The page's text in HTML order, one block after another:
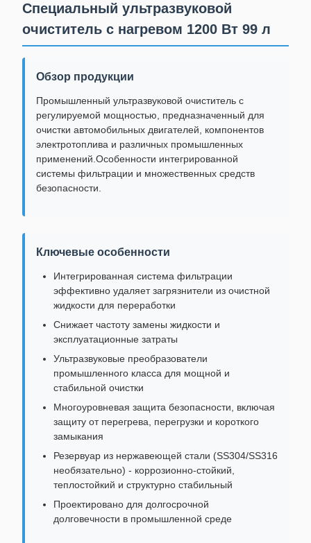
Специальный ультразвуковой
очиститель с нагревом 1200 Вт 99 л
Обзор продукции
Промышленный ультразвуковой очиститель с
регулируемой мощностью, предназначенный для
очистки автомобильных двигателей, компонентов
электротоплива и различных промышленных
применений.Особенности интегрированной
системы фильтрации и множественных средств
безопасности.
Ключевые особенности
Интегрированная система фильтрации
эффективно удаляет загрязнители из очистной
жидкости для переработки
Снижает частоту замены жидкости и
эксплуатационные затраты
Ультразвуковые преобразователи
промышленного класса для мощной и
стабильной очистки
Многоуровневая защита безопасности, включая
защиту от перегрева, перегрузки и короткого
замыкания
Резервуар из нержавеющей стали (SS304/SS316
необязательно) - коррозионно-стойкий,
теплостойкий и структурно стабильный
Проектировано для долгосрочной
долговечности в промышленной среде